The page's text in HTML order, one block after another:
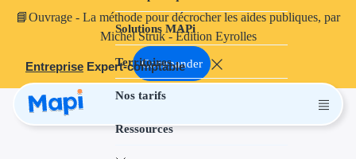
📘Ouvrage - La méthode pour décrocher les aides publiques, par
Michel Struk - Édition Eyrolles
Commander
Entreprise Expert-comptable
Solutions MAPi
Territoires
Nos tarifs
Ressources
Projets finançables
Aides à
Aides